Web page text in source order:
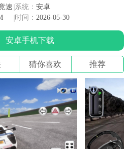
速 系统： 安卓
时间： 2026-05-30
安卓手机下载
猜你喜欢 推荐